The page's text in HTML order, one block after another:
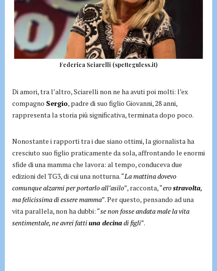
Federica Sciarelli (spetteguless.it)
Di amori, tra l’altro, Sciarelli non ne ha avuti poi molti: l’ex
compagno Sergio, padre di suo figlio Giovanni, 28 anni,
rappresenta la storia più significativa, terminata dopo poco.
Nonostante i rapporti tra i due siano ottimi, la giornalista ha
cresciuto suo figlio praticamente da sola, affrontando le enormi
sfide di una mamma che lavora: al tempo, conduceva due
edizioni del TG3, di cui una notturna. “La mattina dovevo
comunque alzarmi per portarlo all’asilo”, racconta, “erostravolta,
ma felicissima di essere mamma”. Per questo, pensando ad una
vita parallela, non ha dubbi: “se non fosse andata male la vita
sentimentale, ne avrei fattiuna decinadi figli”.